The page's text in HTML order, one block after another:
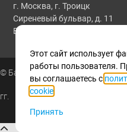
г. Москва, г. Троицк
Сиреневый бульвар, д. 11
Все мероприятия
© Байтик, 1986 - 2025
гг.
Этот сайт использует
работы пользователя.
вы соглашаетесь с
cookie
Принять